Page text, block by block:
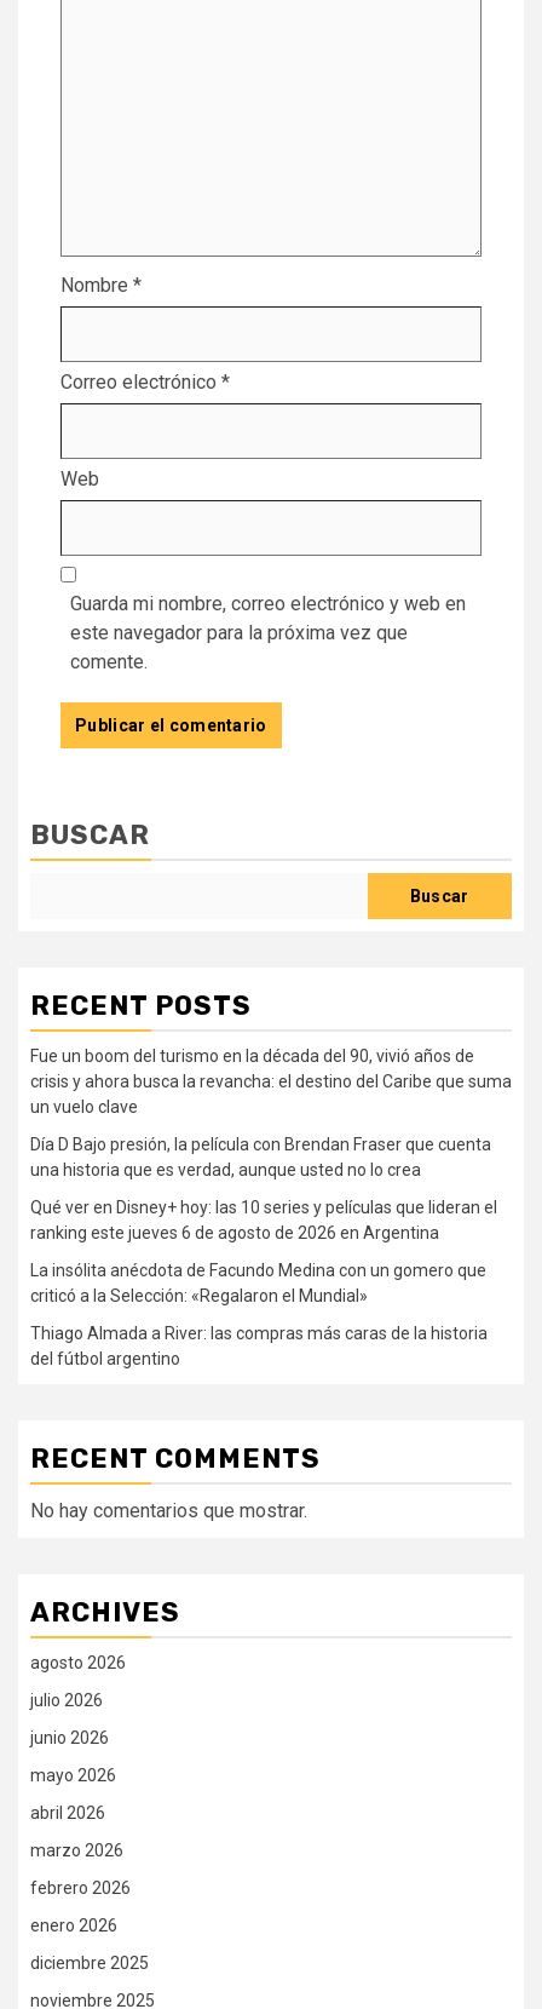
Nombre *
Correo electrónico *
Web
Guarda mi nombre, correo electrónico y web en
este navegador para la próxima vez que
comente.
BUSCAR
Buscar
RECENT POSTS
Fue un boom del turismo en la década del 90, vivió años de
crisis y ahora busca la revancha: el destino del Caribe que suma
un vuelo clave
Día D Bajo presión, la película con Brendan Fraser que cuenta
una historia que es verdad, aunque usted no lo crea
Qué ver en Disney+ hoy: las 10 series y películas que lideran el
ranking este jueves 6 de agosto de 2026 en Argentina
La insólita anécdota de Facundo Medina con un gomero que
criticó a la Selección: «Regalaron el Mundial»
Thiago Almada a River: las compras más caras de la historia
del fútbol argentino
RECENT COMMENTS
No hay comentarios que mostrar.
ARCHIVES
agosto 2026
julio 2026
junio 2026
mayo 2026
abril 2026
marzo 2026
febrero 2026
enero 2026
diciembre 2025
noviembre 2025